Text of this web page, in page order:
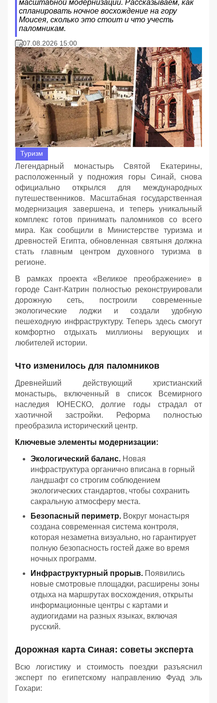
масштабной модернизации. Рассказываем, как
спланировать ночное восхождение на гору
Моисея, сколько это стоит и что учесть
паломникам.
07.08.2026 15:00
Туризм
Легендарный монастырь Святой Екатерины,
расположенный у подножия горы Синай, снова
официально открылся для международных
путешественников. Масштабная государственная
модернизация завершена, и теперь уникальный
комплекс готов принимать паломников со всего
мира. Как сообщили в Министерстве туризма и
древностей Египта, обновленная святыня должна
стать главным центром духовного туризма в
регионе.
В рамках проекта «Великое преображение» в
городе Сант-Катрин полностью реконструировали
дорожную сеть, построили современные
экологические лоджи и создали удобную
пешеходную инфраструктуру. Теперь здесь смогут
комфортно отдыхать миллионы верующих и
любителей истории.
Что изменилось для паломников
Древнейший действующий христианский
монастырь, включенный в список Всемирного
наследия ЮНЕСКО, долгие годы страдал от
хаотичной застройки. Реформа полностью
преобразила исторический центр.
Ключевые элементы модернизации:
Экологический баланс. Новая
инфраструктура органично вписана в горный
ландшафт со строгим соблюдением
экологических стандартов, чтобы сохранить
сакральную атмосферу места.
Безопасный периметр. Вокруг монастыря
создана современная система контроля,
которая незаметна визуально, но гарантирует
полную безопасность гостей даже во время
ночных программ.
Инфраструктурный прорыв. Появились
новые смотровые площадки, расширены зоны
отдыха на маршрутах восхождения, открыты
информационные центры с картами и
аудиогидами на разных языках, включая
русский.
Дорожная карта Синая: советы эксперта
Всю логистику и стоимость поездки разъяснил
эксперт по египетскому направлению Фуад эль
Гохари: